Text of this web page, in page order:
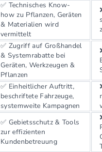
✅ Technisches Know-
how zu Pflanzen, Geräten
& Materialien wird
vermittelt
✅ Zugriff auf Großhandel
& Systemrabatte bei
Geräten, Werkzeugen &
Pflanzen
✅ Einheitlicher Auftritt,
beschriftete Fahrzeuge,
systemweite Kampagnen
✅ Gebietsschutz & Tools
zur effizienten
Kundenbetreuung